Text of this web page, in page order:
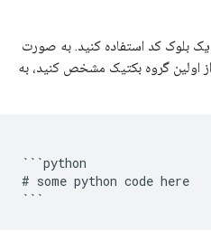
بلوک کد استفاده کنید. به صورت
از اولین گروه بکتیک مشخص کنید، به
```python
# some python code here